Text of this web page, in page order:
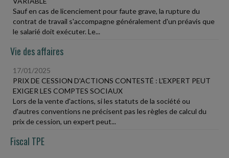
Sauf en cas de licenciement pour faute grave, la rupture du
contrat de travail s'accompagne généralement d'un préavis que
le salarié doit exécuter. Le...
Vie des affaires
17/01/2025
PRIX DE CESSION D'ACTIONS CONTESTÉ : L'EXPERT PEUT
EXIGER LES COMPTES SOCIAUX
Lors de la vente d'actions, si les statuts de la société ou
d'autres conventions ne précisent pas les règles de calcul du
prix de cession, un expert peut...
Fiscal TPE